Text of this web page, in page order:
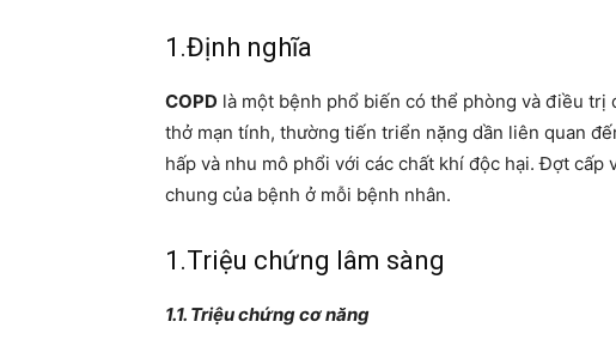
1.Định nghĩa
COPD là một bệnh phổ biến có thể phòng và điều
thở mạn tính, thường tiến triển nặng dần liên quan
hấp và nhu mô phổi với các chất khí độc hại. Đợt cấp
chung của bệnh ở mỗi bệnh nhân.
1.Triệu chứng lâm sàng
1.1. Triệu chứng cơ năng